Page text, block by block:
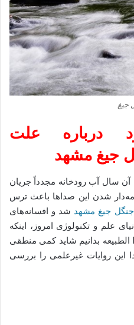
جیغ
درباره علت
جیغ مشهد
آن سال آب رودخانه مجدداً جریان
شدن این صداها باعث ترس
جنگل جیغ مشهد شد و افسانه‌های
علم و تکنولوژی امروز، اینکه
بدانیم شاید کمی منطقی
این روایات غیرعلمی را بررسی